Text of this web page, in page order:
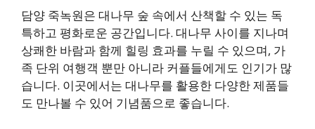
담양 죽녹원은 대나무 숲 속에서 산책할 수 있는 독
특하고 평화로운 공간입니다. 대나무 사이를 지나며
상쾌한 바람과 함께 힐링 효과를 누릴 수 있으며, 가
족 단위 여행객 뿐만 아니라 커플들에게도 인기가 많
습니다. 이곳에서는 대나무를 활용한 다양한 제품들
도 만나볼 수 있어 기념품으로 좋습니다.